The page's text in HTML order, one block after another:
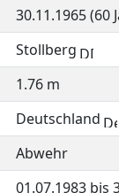
30.11.1965 (60
Stollberg
1.76 m
Deutschland
Abwehr
01.07.1983 bis